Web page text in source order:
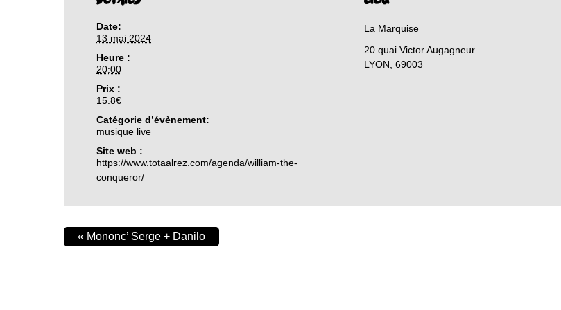
Date:
13 mai 2024
Heure :
20:00
Prix :
15.8€
Catégorie d’évènement:
musique live
Site web :
https://www.totaalrez.com/agenda/william-the-
conqueror/
La Marquise
20 quai Victor Augagneur
LYON 69003
« Mononc’ Serge + Danilo